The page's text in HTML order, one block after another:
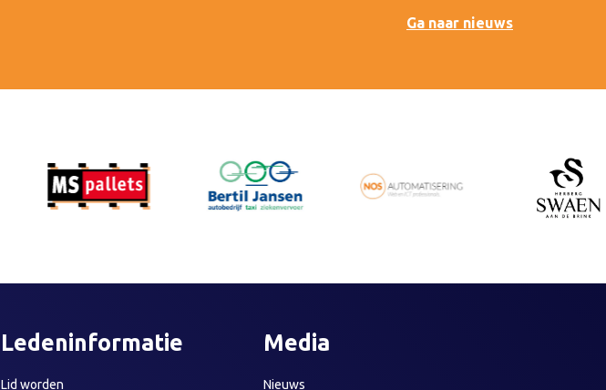
Ga naar nieuws
Ledeninformatie
Lid worden
Media
Nieuws